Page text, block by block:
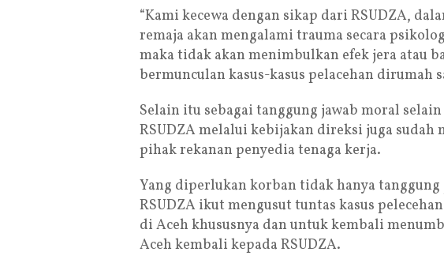
“Kami kecewa dengan sikap dari RSUDZA,
remaja akan mengalami trauma secara
maka tidak akan menimbulkan efek jera atau
bermunculan kasus-kasus pelacehan dirumah
Selain itu sebagai tanggung jawab moral
RSUDZA melalui kebijakan direksi juga sudah
pihak rekanan penyedia tenaga kerja.
Yang diperlukan korban tidak hanya
RSUDZA ikut mengusut tuntas kasus
di Aceh khususnya dan untuk kembali
Aceh kembali kepada RSUDZA.